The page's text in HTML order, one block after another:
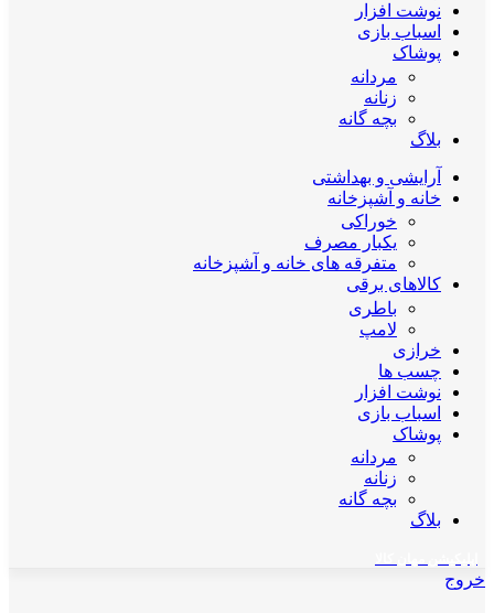
نوشت افزار
اسباب بازی
پوشاک
مردانه
زنانه
بچه گانه
بلاگ
آرایشی و بهداشتی
خانه و آشپزخانه
خوراکی
یکبار مصرف
متفرقه های خانه و آشپزخانه
کالاهای برقی
باطری
لامپ
خرازی
چسب ها
نوشت افزار
اسباب بازی
پوشاک
مردانه
زنانه
بچه گانه
بلاگ
خروج